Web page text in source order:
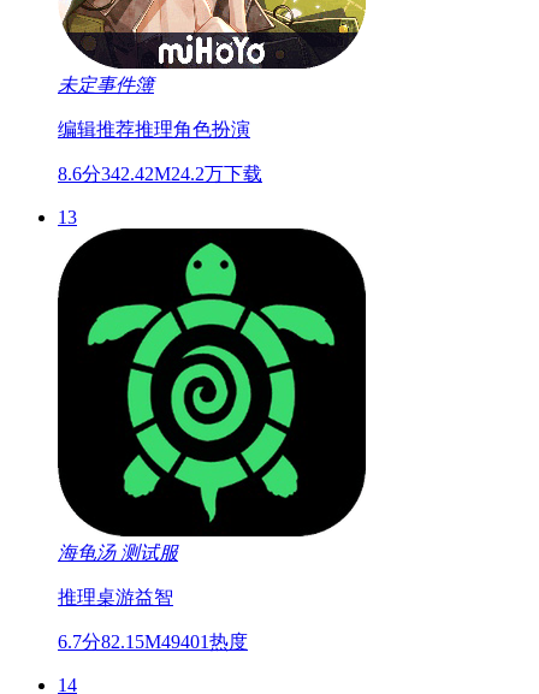
未定事件簿
编辑推荐推理角色扮演
8.6分342.42M24.2万下载
13
海龟汤 测试服
推理桌游益智
6.7分82.15M49401热度
14